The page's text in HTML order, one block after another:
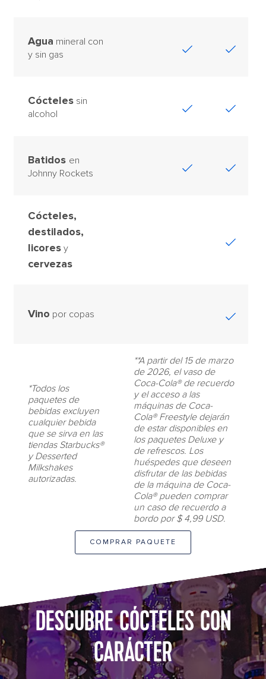
Agua mineral con
y sin gas
Cóctelessin
alcohol
Batidos en
Johnny Rockets
Cócteles,
destilados,
licoresy
cervezas
Vino por copas
*Todos los
paquetes de
bebidas excluyen
cualquier bebida
que se sirva en las
tiendas Starbucks®
y Desserted
Milkshakes
autorizadas.
**A partir del 15 de marzo
de 2026, el vaso de
Coca-Cola® de recuerdo
y el acceso a las
máquinas de Coca-
Cola® Freestyle dejarán
de estar disponibles en
los paquetes Deluxe y
de refrescos. Los
huéspedes que deseen
disfrutar de las bebidas
de la máquina de Coca-
Cola® pueden comprar
un caso de recuerdo a
bordo por $ 4,99 USD.
COMPRAR PAQUETE
Bionic Bar
DESCUBRE CÓCTELES CON
CARÁCTER